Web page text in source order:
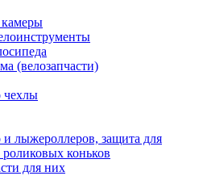
(велозапчасти)
чехлы
лыжероллеров, защита для
коньков
для них